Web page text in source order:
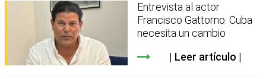
Entrevista al actor
Francisco Gattorno: Cuba
necesita un cambio
Leer artículo